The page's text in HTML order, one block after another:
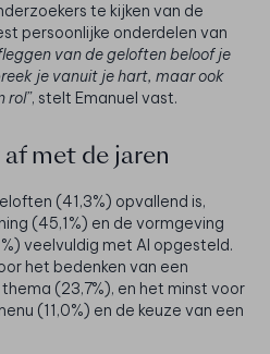
te kijken van de
persoonlijke onderdelen van
van de geloften beloof je
je vanuit je hart, maar ook
rol”, stelt Emanuel vast.
met de jaren
(41,3%) opvallend is,
(45,1%) en de vormgeving
veelvuldig met AI opgesteld.
het bedenken van een
(23,7%), en het minst voor
(11,0%) en de keuze van een